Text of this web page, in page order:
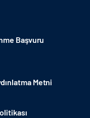
Başvuru
Metni